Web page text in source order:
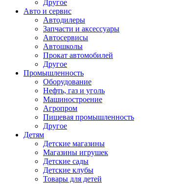
Другое
Авто и сервис
Автодилеры
Запчасти и аксессуары
Автосервисы
Автошколы
Прокат автомобилей
Другое
Промышленность
Оборудование
Нефть, газ и уголь
Машиностроение
Агропром
Пищевая промышленность
Другое
Детям
Детские магазины
Магазины игрушек
Детские сады
Детские клубы
Товары для детей